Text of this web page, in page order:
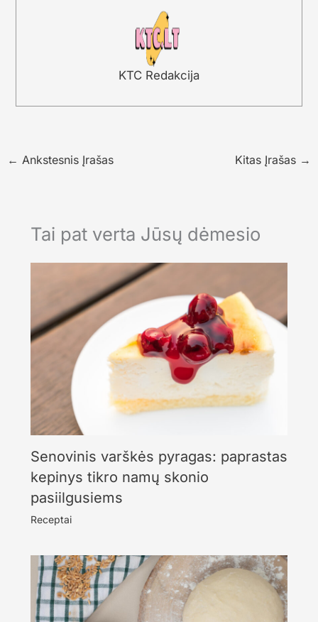
KTC Redakcija
← Ankstesnis Įrašas Kitas Įrašas →
Tai pat verta Jūsų dėmesio
Senovinis varškės pyragas: paprastas
kepinys tikro namų skonio
pasiilgusiems
Receptai